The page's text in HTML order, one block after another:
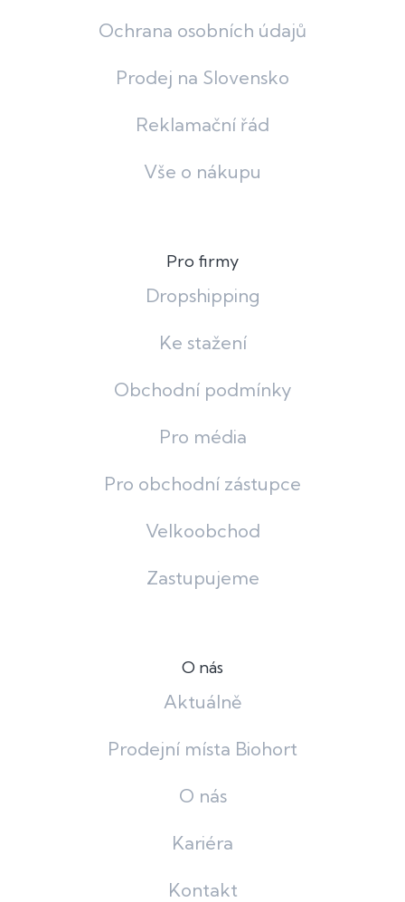
Ochrana osobních údajů
Prodej na Slovensko
Reklamační řád
Vše o nákupu
Pro firmy
Dropshipping
Ke stažení
Obchodní podmínky
Pro média
Pro obchodní zástupce
Velkoobchod
Zastupujeme
O nás
Aktuálně
Prodejní místa Biohort
O nás
Kariéra
Kontakt